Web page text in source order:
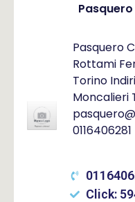
Pasquero
Pasquero
Rottami
Torino
Moncalieri
0116406281
Click: